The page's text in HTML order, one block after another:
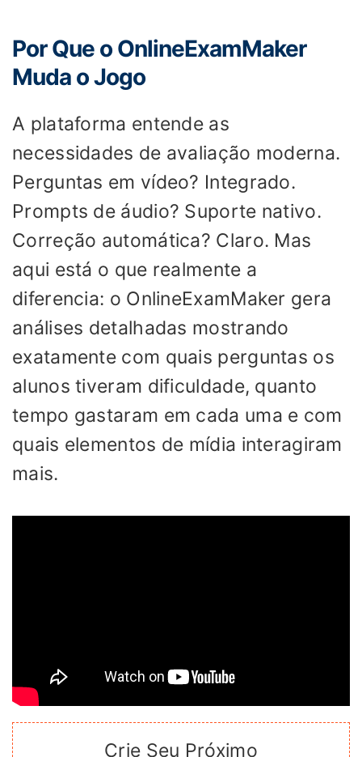
Por Que o OnlineExamMaker
Muda o Jogo
A plataforma entende as
necessidades de avaliação moderna.
Perguntas em vídeo? Integrado.
Prompts de áudio? Suporte nativo.
Correção automática? Claro. Mas
aqui está o que realmente a
diferencia: o OnlineExamMaker gera
análises detalhadas mostrando
exatamente com quais perguntas os
alunos tiveram dificuldade, quanto
tempo gastaram em cada uma e com
quais elementos de mídia interagiram
mais.
Crie Seu Próximo